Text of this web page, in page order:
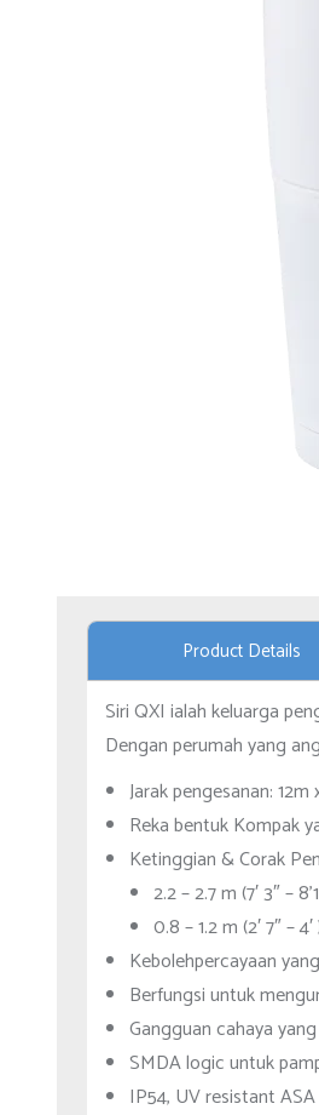
Product Details
Siri QXI ialah keluarga
Dengan perumah yang
Jarak pengesanan: 12m
Reka bentuk Kompak
Ketinggian & Corak
2.2 – 2.7 m (7′ 3″ –
0.8 – 1.2 m (2′ 7″ –
Kebolehpercayaan
Berfungsi untuk
Gangguan cahaya
SMDA logic untuk
IP54, UV resistant